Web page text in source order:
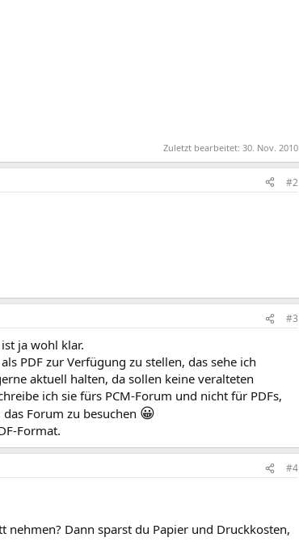
Zuletzt bearbeitet: 30. Nov. 2010
#2
#3
ja wohl klar.
PDF zur Verfügung zu stellen, das sehe ich
aktuell halten, da sollen keine veralteten
ich sie fürs PCM-Forum und nicht für PDFs,
Forum zu besuchen 😀
Format.
#4
Dann sparst du Papier und Druckkosten,